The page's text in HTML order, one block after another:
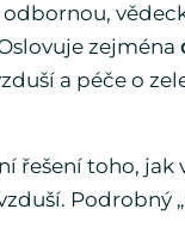
zejména
a péče o
řešení toho, jak
Podrobný